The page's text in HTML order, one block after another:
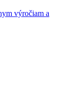
výročiam a